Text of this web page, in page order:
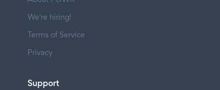
We're hiring!
Terms of Service
Privacy
Support